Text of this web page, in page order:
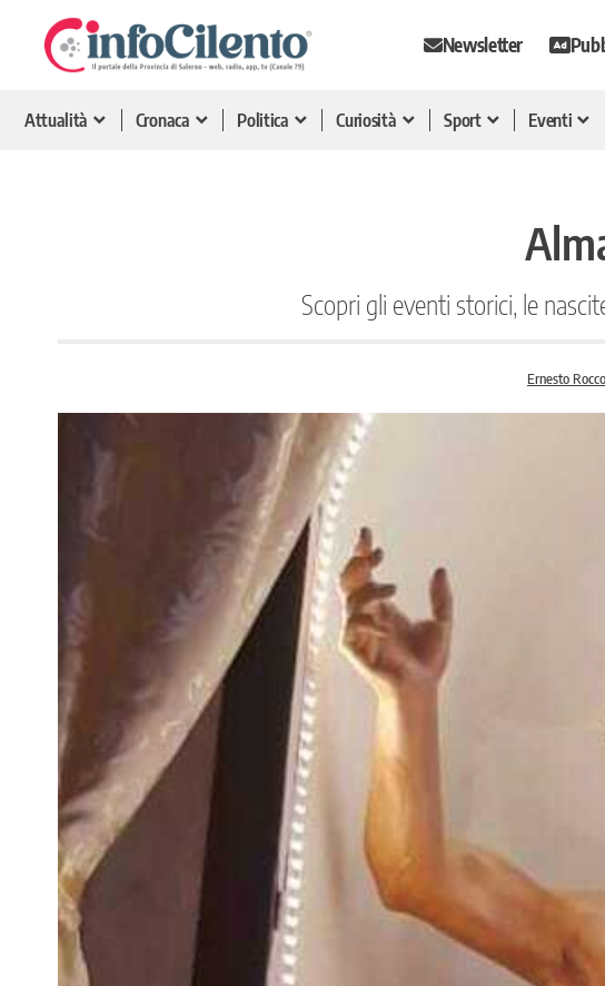
Newsletter
Attualità Cronaca Politica Curiosità Sport Eventi
Scopri gli eventi storici, le
Ernesto Rocco